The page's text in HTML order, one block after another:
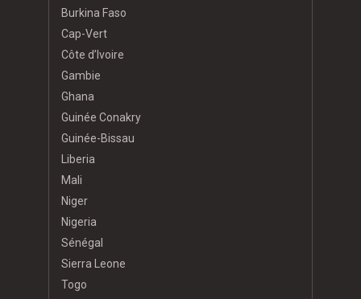
Burkina Faso
Cap-Vert
Côte d’Ivoire
Gambie
Ghana
Guinée Conakry
Guinée-Bissau
Liberia
Mali
Niger
Nigeria
Sénégal
Sierra Leone
Togo